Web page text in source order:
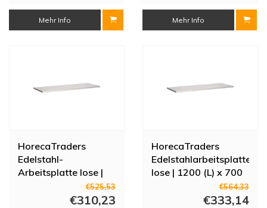
Mehr Info Mehr Info
HorecaTraders
Edelstahl-
Arbeitsplatte lose |
1000 (L) x 700 (T)€525,53
€310,23
HorecaTraders
Edelstahlarbeitsplatte
lose | 1200 (L) x 700
€564,33
€333,14